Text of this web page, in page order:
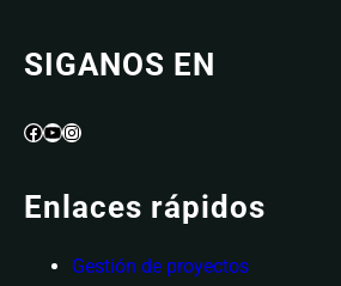
SIGANOS EN
Facebook YouTube Instagram
Enlaces rápidos
Gestión de proyectos